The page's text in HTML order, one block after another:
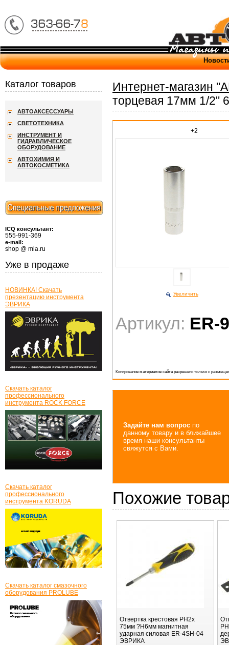
Интернет-магазин
торцевая 17мм 1/2"
+2
Увеличить
Артикул: ER-
Копирование материалов сайта разрешено только с
Задайте нам вопрос по
данному товару и в ближайшее
время наши консультанты
свяжутся с Вами.
Похожие
Отвертка крестовая PH2х
75мм ?H6мм магнитная
ударная силовая ER-4SH-04
ЭВРИКА
Каталог товаров
АВТОАКСЕССУАРЫ
СВЕТОТЕХНИКА
ИНСТРУМЕНТ И
ГИДРАВЛИЧЕСКОЕ
ОБОРУДОВАНИЕ
АВТОХИМИЯ И
АВТОКОСМЕТИКА
ICQ консультант:
555-991-369
e-mail:
shop @ mla.ru
Уже в продаже
НОВИНКА! Скачать
презентацию инструмента
ЭВРИКА
Скачать каталог
профессионального
инструмента ROCK FORCE
Скачать каталог
профессионального
инструмента KORUDA
Скачать каталог смазочного
оборудования PROLUBE